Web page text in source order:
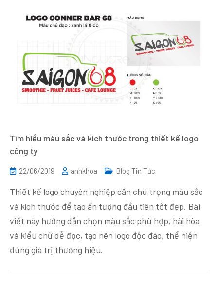
Tìm hiểu màu sắc và kích thước trong thiết kế logo
công ty
22/06/2019 anhkhoa Blog Tin Tức
Thiết kế logo chuyên nghiệp cần chú trọng màu sắc
và kích thước để tạo ấn tượng đầu tiên tốt đẹp. Bài
viết này hướng dẫn chọn màu sắc phù hợp, hài hòa
và kiểu chữ dễ đọc, tạo nên logo độc đáo, thể hiện
đúng giá trị thương hiệu.